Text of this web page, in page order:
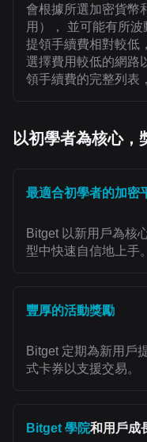
會根據所選加密貨幣
用）， 並可能有所
提領手續費相對較低
選擇費用較低的網路
領手續費的完整列表
以初學者為核心，
最適合初學者的加密
Bitget 以新用戶為核
型中快速自信地上手。
豐厚的活動獎勵
Bitget 定期為新用戶
式卡券以支援交易。
Bitget 學院和用戶成